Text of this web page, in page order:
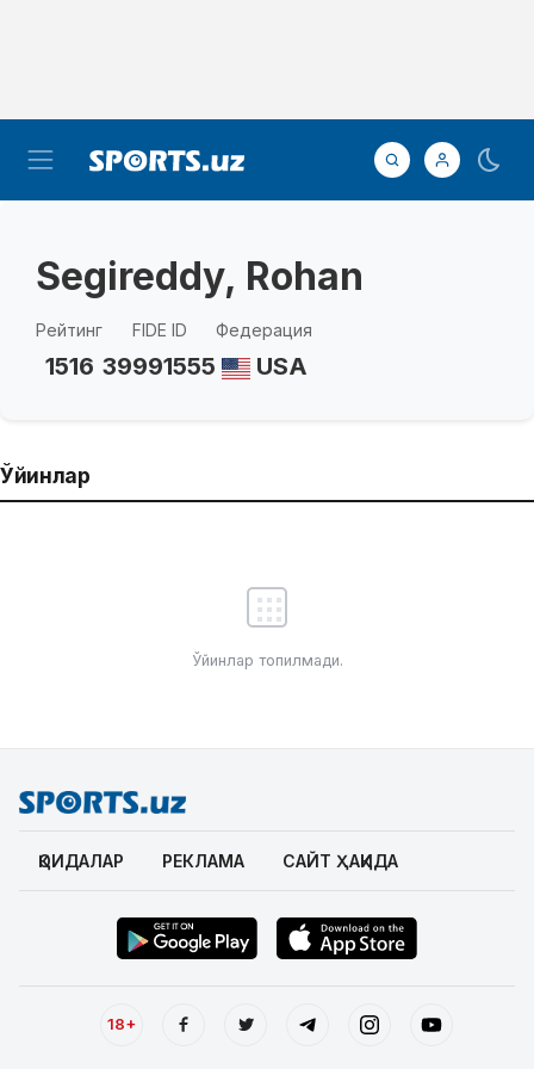
Segireddy, Rohan
Рейтинг
1516
FIDE ID
39991555
Федерация
USA
Ўйинлар
Ўйинлар топилмади.
ҚОИДАЛАР РЕКЛАМА САЙТ ҲАҚИДА
18+